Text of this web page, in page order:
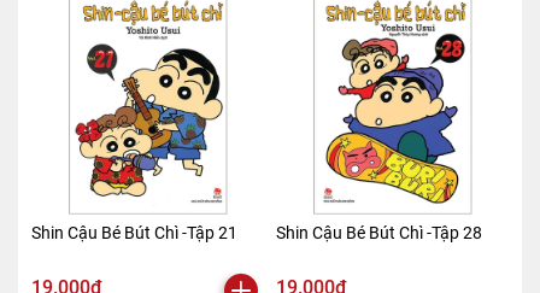
Shin Cậu Bé Bút Chì -Tập 21
19.000₫
Shin Cậu Bé Bút Chì -Tập 28
19.000₫